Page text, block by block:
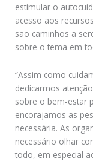
estimular o
acesso aos
são caminhos a
sobre o tema em
“Assim como
dedicarmos
sobre o bem-estar
encorajamos as
necessária. As
necessário olhar
todo, em especial